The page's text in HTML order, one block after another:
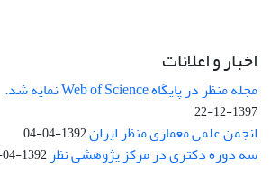
اخبار و اعلانات
مجله منظر در پایگاه Web of Science نمایه شد.
1397-12-22
انجمن علمی معماری منظر ایران1392-04-04
سه دوره دکتری در مرکز پژوهشی نظر 1392-04-04